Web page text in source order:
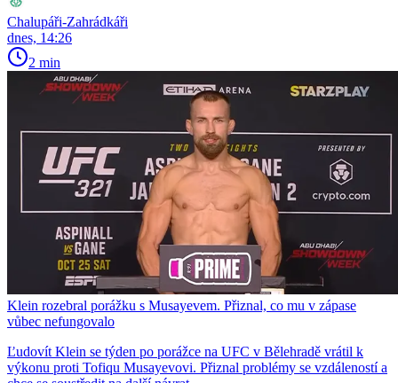
Chalupáři-Zahrádkáři
dnes, 14:26
2 min
Klein rozebral porážku s Musayevem. Přiznal, co mu v zápase
vůbec nefungovalo
Ľudovít Klein se týden po porážce na UFC v Bělehradě vrátil k
výkonu proti Tofiqu Musayevovi. Přiznal problémy se vzdáleností a